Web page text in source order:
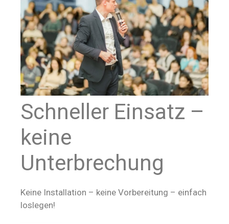
Schneller Einsatz –
keine
Unterbrechung
Keine Installation – keine Vorbereitung – einfach
loslegen!